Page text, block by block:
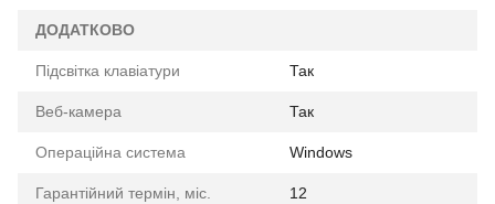
ДОДАТКОВО
Підсвітка клавіатури Так
Веб-камера Так
Операційна система Windows
Гарантійний термін, міс. 12